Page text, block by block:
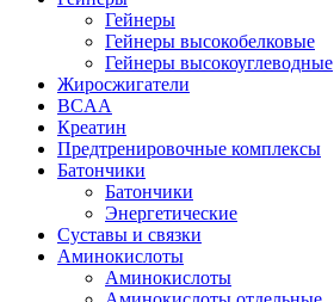
Гейнеры
Гейнеры высокобелковые
Гейнеры высокоуглеводные
Жиросжигатели
BCAA
Креатин
Предтренировочные комплексы
Батончики
Батончики
Энергетические
Суставы и связки
Аминокислоты
Аминокислоты